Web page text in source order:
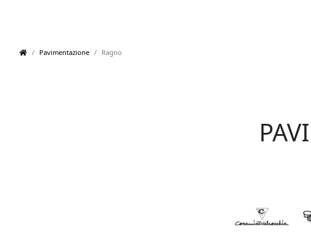
Pavimentazione Ragno
Ragno:
ceramica. Con un'ampia gamma di